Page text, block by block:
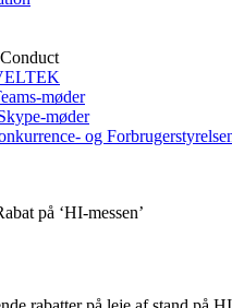
møder
møder
og
på ‘HI-messen’